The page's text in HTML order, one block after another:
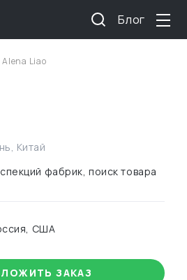
Блог
Alena Liao
, Китай
фабрик, поиск товара
США
ЗАКАЗ